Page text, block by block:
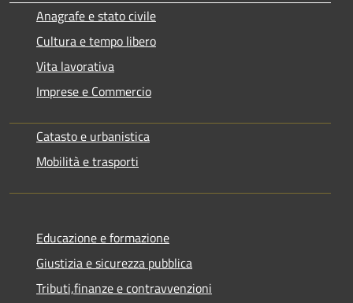
Anagrafe e stato civile
Cultura e tempo libero
Vita lavorativa
Imprese e Commercio
Catasto e urbanistica
Mobilità e trasporti
Educazione e formazione
Giustizia e sicurezza pubblica
Tributi,finanze e contravvenzioni